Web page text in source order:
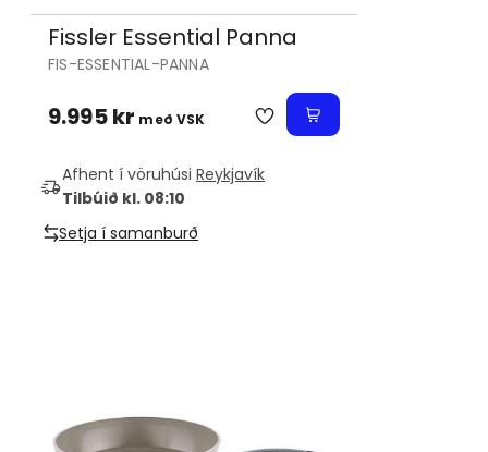
Fissler Essential Panna
FIS-ESSENTIAL-PANNA
9.995 kr með VSK
Afhent í vöruhúsi Reykjavík
Tilbúið kl. 08:10
Setja í samanburð